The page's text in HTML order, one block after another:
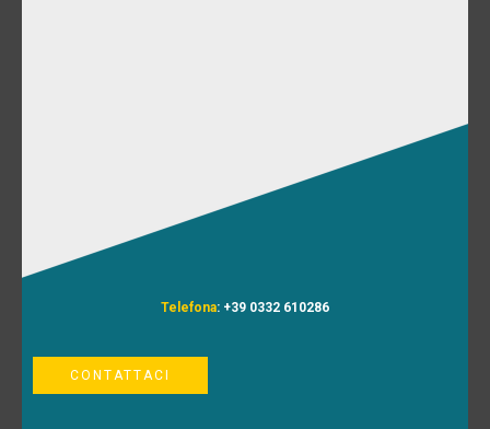
Telefona: +39 0332 610286
CONTATTACI